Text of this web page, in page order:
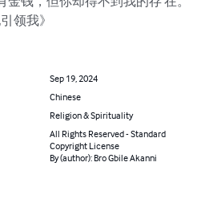
领我》
Sep 19, 2024
Chinese
Religion & Spirituality
All Rights Reserved - Standard
Copyright License
By (author): Bro Gbile Akanni